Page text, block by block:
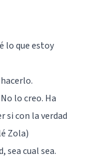
lo que estoy
lo creo. Ha
si con la verdad
Zola)
sea cual sea.